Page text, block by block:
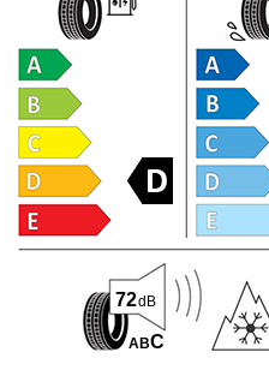
A BC
72dB